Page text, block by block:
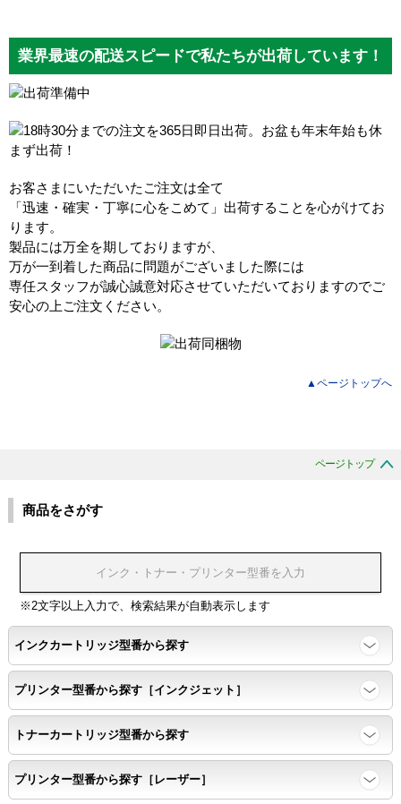
業界最速の配送スピードで私たちが出荷しています！
お客さまにいただいたご注文は全て
「迅速・確実・丁寧に心をこめて」出荷することを心がけてお
ります。
製品には万全を期しておりますが、
万が一到着した商品に問題がございました際には
専任スタッフが誠心誠意対応させていただいておりますのでご
安心の上ご注文ください。
▲ページトップへ
ページトップ
商品をさがす
※2文字以上入力で、検索結果が自動表示します
インクカートリッジ型番から探す
プリンター型番から探す［インクジェット］
トナーカートリッジ型番から探す
プリンター型番から探す［レーザー］